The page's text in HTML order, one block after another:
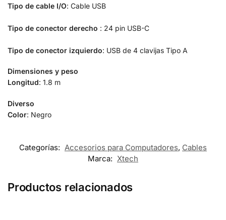
Tipo de cable I/O: Cable USB
Tipo de conector derecho : 24 pin USB-C
Tipo de conector izquierdo: USB de 4 clavijas Tipo A
Dimensiones y peso
Longitud: 1.8 m
Diverso
Color: Negro
Categorías: Accesorios para Computadores, Cables
Marca: Xtech
Productos relacionados